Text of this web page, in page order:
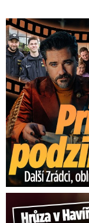
Prima vytasila
Hrůza v Havířově: